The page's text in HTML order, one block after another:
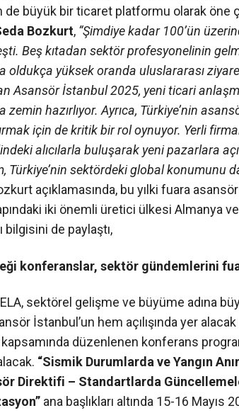
büyük bir ticaret platformu olarak öne
Bozkurt, “Şimdiye kadar 100’ün
Beş kıtadan sektör profesyonelinin
oldukça yüksek oranda uluslararası
Asansör İstanbul 2025, yeni ticari
hazırlıyor. Ayrıca, Türkiye’nin
için de kritik bir rol oynuyor. Yerli
alıcılarla buluşarak yeni pazarlara
Türkiye’nin sektördeki global konumunu
açıklamasında, bu yılki fuara asansör
iki önemli üretici ülkesi Almanya ve
bilgisini de paylaştı,
konferanslar, sektör gündemlerini
sektörel gelişme ve büyüme adına
İstanbul’un hem açılışında yer
düzenlenen konferans
“Sismik Durumlarda ve Yangın
Direktifi – Standartlarda
ana başlıkları altında 15-16 Mayıs